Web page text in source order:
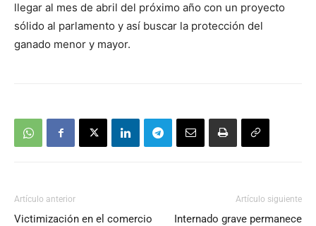
llegar al mes de abril del próximo año con un proyecto
sólido al parlamento y así buscar la protección del
ganado menor y mayor.
Artículo anterior
Victimización en el comercio
Artículo siguiente
Internado grave permanece